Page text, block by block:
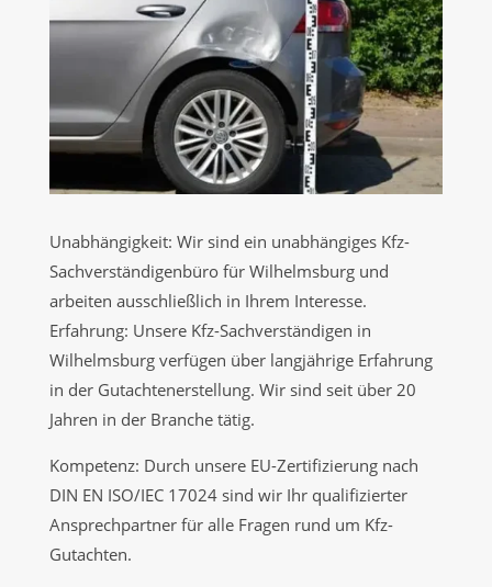
Unabhängigkeit: Wir sind ein unabhängiges Kfz-
Sachverständigenbüro für Wilhelmsburg und
arbeiten ausschließlich in Ihrem Interesse.
Erfahrung: Unsere Kfz-Sachverständigen in
Wilhelmsburg verfügen über langjährige Erfahrung
in der Gutachtenerstellung. Wir sind seit über 20
Jahren in der Branche tätig.
Kompetenz: Durch unsere EU-Zertifizierung nach
DIN EN ISO/IEC 17024 sind wir Ihr qualifizierter
Ansprechpartner für alle Fragen rund um Kfz-
Gutachten.